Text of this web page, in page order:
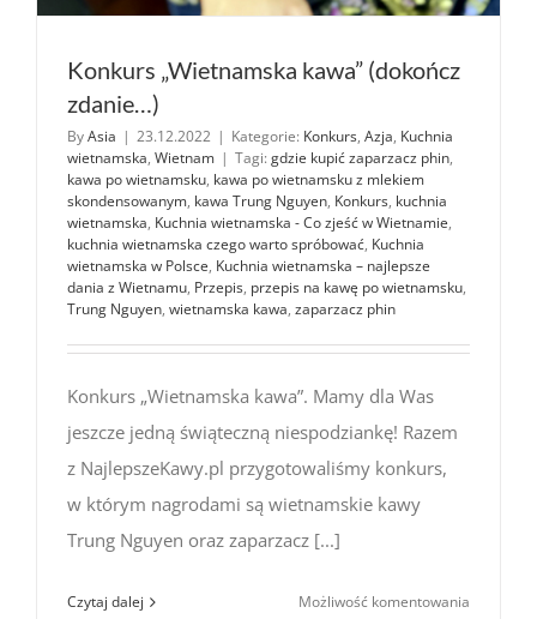
Konkurs „Wietnamska kawa” (dokończ
zdanie…)
ByAsia | 23.12.2022 | Kategorie: Konkurs, Azja, Kuchnia
wietnamska, Wietnam | Tagi: gdzie kupić zaparzacz phin,
kawa po wietnamsku, kawa po wietnamsku z mlekiem
skondensowanym, kawa Trung Nguyen, Konkurs, kuchnia
wietnamska, Kuchnia wietnamska - Co zjeść w Wietnamie,
kuchnia wietnamska czego warto spróbować, Kuchnia
wietnamska w Polsce, Kuchnia wietnamska – najlepsze
dania z Wietnamu, Przepis, przepis na kawę po wietnamsku,
Trung Nguyen, wietnamska kawa, zaparzacz phin
Konkurs „Wietnamska kawa”. Mamy dla Was
jeszcze jedną świąteczną niespodziankę! Razem
z NajlepszeKawy.pl przygotowaliśmy konkurs,
w którym nagrodami są wietnamskie kawy
Trung Nguyen oraz zaparzacz [...]
Czytaj dalej Możliwość komentowania